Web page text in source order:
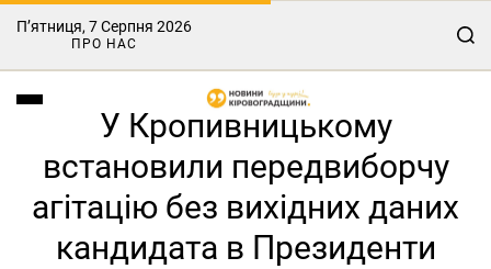
П’ятниця, 7 Серпня 2026
ПРО НАС
У Кропивницькому
встановили передвиборчу
агітацію без вихідних даних
кандидата в Президенти